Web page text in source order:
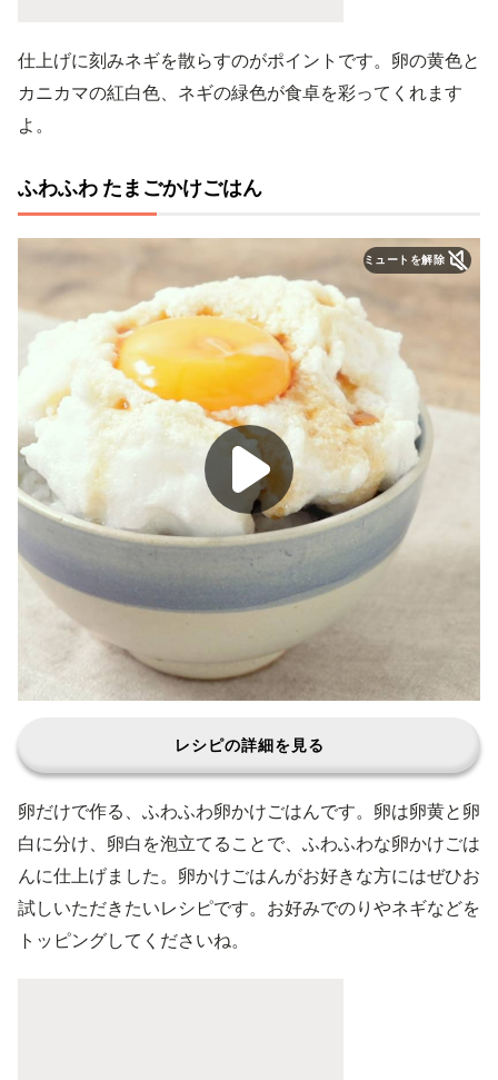
仕上げに刻みネギを散らすのがポイントです。卵の黄色と
カニカマの紅白色、ネギの緑色が食卓を彩ってくれます
よ。
ふわふわ たまごかけごはん
ミュートを解除
レシピの詳細を見る
卵だけで作る、ふわふわ卵かけごはんです。卵は卵黄と卵
白に分け、卵白を泡立てることで、ふわふわな卵かけごは
んに仕上げました。卵かけごはんがお好きな方にはぜひお
試しいただきたいレシピです。お好みでのりやネギなどを
トッピングしてくださいね。